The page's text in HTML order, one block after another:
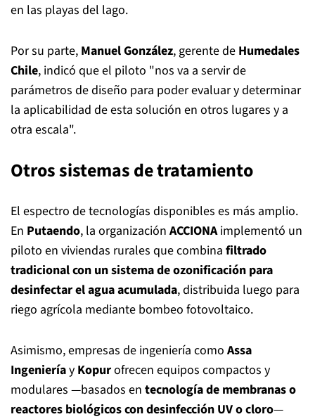
en las playas del lago.
Por su parte, Manuel González, gerente de Humedales
Chile, indicó que el piloto "nos va a servir de
parámetros de diseño para poder evaluar y determinar
la aplicabilidad de esta solución en otros lugares y a
otra escala".
Otros sistemas de tratamiento
El espectro de tecnologías disponibles es más amplio.
En Putaendo, la organización ACCIONAimplementó un
piloto en viviendas rurales que combina filtrado
tradicional con un sistema de ozonificación para
desinfectar el agua acumulada, distribuida luego para
riego agrícola mediante bombeo fotovoltaico.
Asimismo, empresas de ingeniería como Assa
Ingenieríay Kopurofrecen equipos compactos y
modulares —basados en tecnología de membranas o
reactores biológicos con desinfección UV o cloro—